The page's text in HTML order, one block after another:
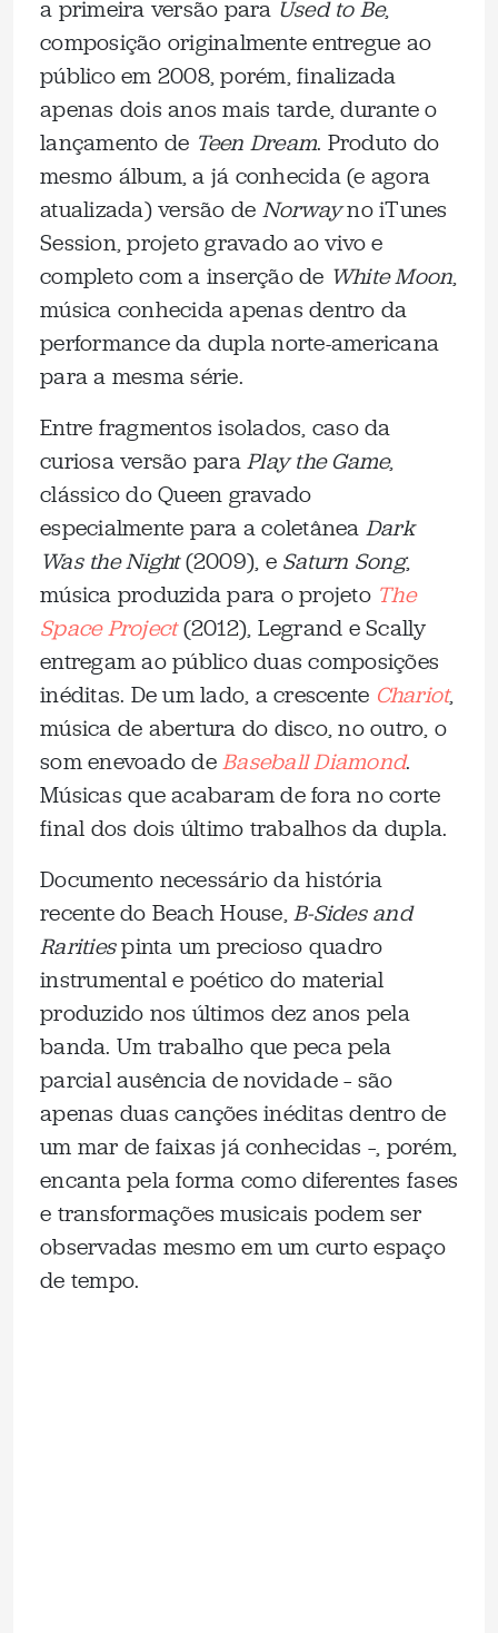
a primeira versão para Used to Be,
composição originalmente entregue ao
público em 2008, porém, finalizada
apenas dois anos mais tarde, durante o
lançamento de Teen Dream. Produto do
mesmo álbum, a já conhecida (e agora
atualizada) versão de Norwayno iTunes
Session, projeto gravado ao vivo e
completo com a inserção de White Moon,
música conhecida apenas dentro da
performance da dupla norte-americana
para a mesma série.
Entre fragmentos isolados, caso da
curiosa versão paraPlay the Game,
clássico do Queen gravado
especialmente para a coletânea Dark
Was the Night(2009), e Saturn Song,
música produzida para o projeto The
Space Project (2012), Legrand e Scally
entregam ao público duas composições
inéditas. De um lado, a crescente Chariot,
música de abertura do disco, no outro, o
som enevoado deBaseball Diamond.
Músicas que acabaram de fora no corte
final dos dois último trabalhos da dupla.
Documento necessário da história
recente do Beach House,B-Sides and
Raritiespinta um precioso quadro
instrumental e poético do material
produzido nos últimos dez anos pela
banda. Um trabalho que peca pela
parcial ausência de novidade – são
apenas duas canções inéditas dentro de
um mar de faixas já conhecidas –, porém,
encanta pela forma como diferentes fases
e transformações musicais podem ser
observadas mesmo em um curto espaço
de tempo.